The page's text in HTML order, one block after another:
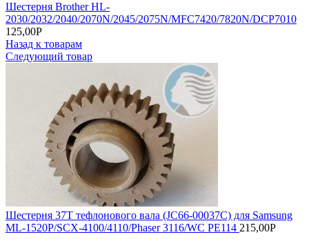
Шестерня Brother HL-
2030/2032/2040/2070N/2045/2075N/MFC7420/7820N/DCP7010
125,00Р
Назад к товарам
Следующий товар
Шестерня 37T тефлонового вала (JC66-00037C) для Samsung
ML-1520P/SCX-4100/4110/Phaser 3116/WC РE114 215,00Р